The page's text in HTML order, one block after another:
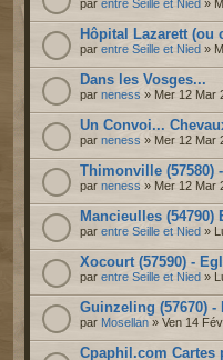
par entre Seille et Nied »
Hôpital Lazarett (ou
par entre Seille et Nied »
Dans les Vosges...
par neness » Mer 12 Mar
Un Convoi...
par neness » Mer 12 Mar
Thimonville (57580)
par neness » Mer 12 Mar
Mancieulles (54790)
par entre Seille et Nied »
Xocourt (57590) -
par entre Seille et Nied »
Guinzeling (57670) -
par Mosellan » Ven 14
Cpaphil.com Cartes